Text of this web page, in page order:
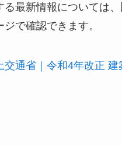
る最新情報については
で確認できます。
交通省｜令和4年改正